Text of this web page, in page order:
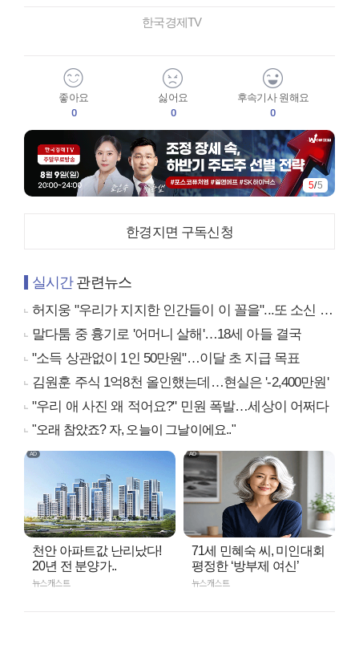
한국경제TV
좋아요
0
싫어요
0
후속기사 원해요
0
5/5
한경지면 구독신청
실시간관련뉴스
허지웅 "우리가 지지한 인간들이 이 꼴을"...또 소신 발언
말다툼 중 흉기로 '어머니 살해'…18세 아들 결국
"소득 상관없이 1인 50만원"…이달 초 지급 목표
김원훈 주식 1억8천 올인했는데…현실은 '-2,400만원'
"우리 애 사진 왜 적어요?" 민원 폭발…세상이 어쩌다
"오래 참았죠? 자, 오늘이 그날이에요.."
천안 아파트값 난리났다!
20년 전 분양가..
뉴스캐스트
71세 민혜숙 씨, 미인대회
평정한 ‘방부제 여신’
뉴스캐스트